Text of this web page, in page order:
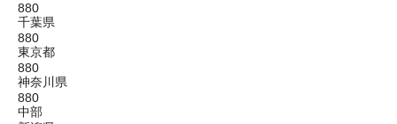
880
千葉県
880
東京都
880
神奈川県
880
中部